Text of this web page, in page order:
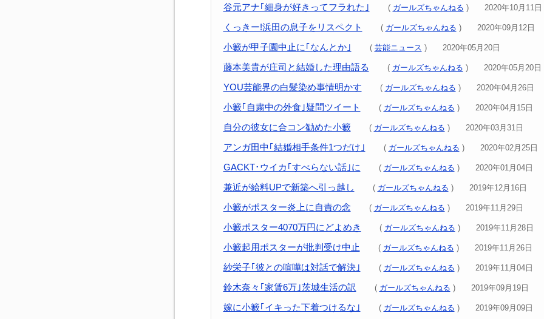
谷元アナ｢細身が好きってフラれた｣ ( ガールズちゃんねる ) 2020年10月11日
くっきー!浜田の息子をリスペクト ( ガールズちゃんねる ) 2020年09月12日
小籔が甲子園中止に｢なんとか｣ ( 芸能ニュース ) 2020年05月20日
藤本美貴が庄司と結婚した理由語る ( ガールズちゃんねる ) 2020年05月20日
YOU芸能界の白髪染め事情明かす ( ガールズちゃんねる ) 2020年04月26日
小籔｢自粛中の外食｣疑問ツイート ( ガールズちゃんねる ) 2020年04月15日
自分の彼女に合コン勧めた小籔 ( ガールズちゃんねる ) 2020年03月31日
アンガ田中｢結婚相手条件1つだけ｣ ( ガールズちゃんねる ) 2020年02月25日
GACKT･ウイカ｢すべらない話｣に ( ガールズちゃんねる ) 2020年01月04日
兼近が給料UPで新築へ引っ越し ( ガールズちゃんねる ) 2019年12月16日
小籔がポスター炎上に自責の念 ( ガールズちゃんねる ) 2019年11月29日
小籔ポスター4070万円にどよめき ( ガールズちゃんねる ) 2019年11月28日
小籔起用ポスターが批判受け中止 ( ガールズちゃんねる ) 2019年11月26日
紗栄子｢彼との喧嘩は対話で解決｣ ( ガールズちゃんねる ) 2019年11月04日
鈴木奈々｢家賃6万｣茨城生活の訳 ( ガールズちゃんねる ) 2019年09月19日
嫁に小籔｢イキった下着つけるな｣ ( ガールズちゃんねる ) 2019年09月09日